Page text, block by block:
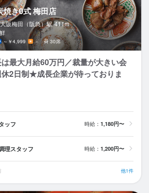
焼き0式 梅田店
大阪梅田（阪急）駅 411m
～￥4,999 － 30席
最大月給60万円／裁量が大きい会
2日制★成長企業が待っておりま
ッフ 時給： 1,180円〜
理スタッフ 時給： 1,200円〜
他1件